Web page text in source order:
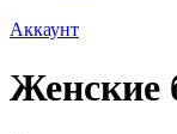
Аккаунт
Женские